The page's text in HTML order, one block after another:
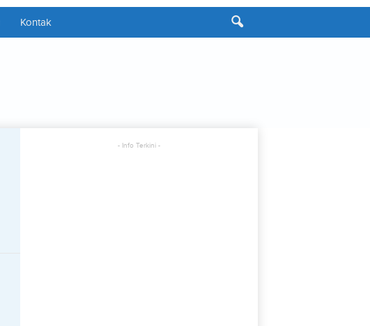
Kontak
- Info Terkini -